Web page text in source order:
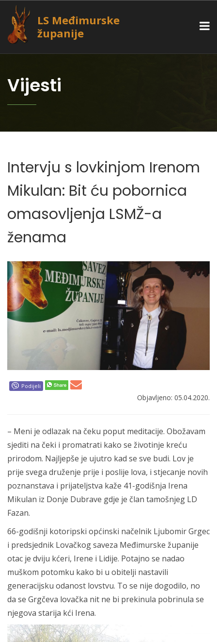
LS Međimurske
županije
Vijesti
Intervju s lovkinjom Irenom
Mikulan: Bit ću pobornica
omasovljenja LSMŽ-a
ženama
Podijeli
Objavljeno: 05.04.2020.
– Meni je odlazak na čeku poput meditacije. Obožavam
sjediti na čeki i promatrati kako se životinje kreću
prirodom. Najljepše je ujutro kad se sve budi. Lov je
prije svega druženje prije i poslije lova, i stjecanje novih
poznanstava i prijateljstva kaže 41-godišnja Irena
Mikulan iz Donje Dubrave gdje je član tamošnjeg LD
Fazan.
66-godišnji kotoripski općinski načelnik Ljubomir Grgec
i predsjednik Lovačkog saveza Međimurske županije
otac je dviju kćeri, Irene i Lidije. Potajno se nadao
muškom potomku kako bi u obitelji nastavili
generacijsku odanost lovstvu. To se nije dogodilo, no
da se Grgčeva lovačka nit ne bi prekinula pobrinula se
njegova starija kći Irena.